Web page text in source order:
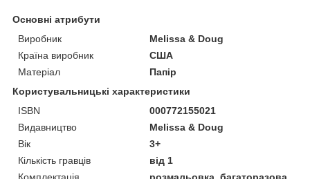
Основні атрибути
Виробник
Melіssa & Doug
Країна виробник
США
Матеріал
Папір
Користувальницькі характеристики
ISBN
000772155021
Видавництво
Melissa & Doug
Вік
3+
Кількість гравців
від 1
Комплектація
розмальовка, багаторазова